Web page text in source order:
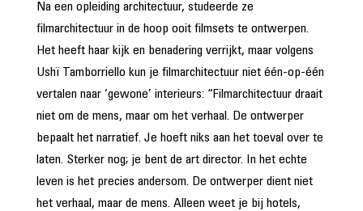
Na een opleiding architectuur, studeerde ze
filmarchitectuur in de hoop ooit filmsets te ontwerpen.
Het heeft haar kijk en benadering verrijkt, maar volgens
Ushï Tamborriello kun je filmarchitectuur niet één-op-één
vertalen naar ‘gewone’ interieurs: “Filmarchitectuur draait
niet om de mens, maar om het verhaal. De ontwerper
bepaalt het narratief. Je hoeft niks aan het toeval over te
laten. Sterker nog; je bent de art director. In het echte
leven is het precies andersom. De ontwerper dient niet
het verhaal, maar de mens. Alleen weet je bij hotels,